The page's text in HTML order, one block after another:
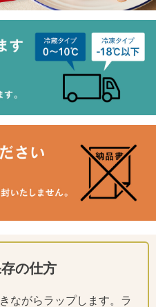
の仕方
ながらラップします。ラ